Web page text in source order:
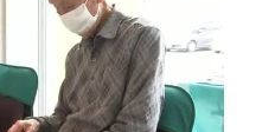
ン・MyIDの新規登
中の方は引き続き